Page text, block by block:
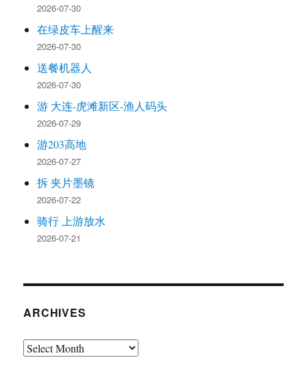
2026-07-30
在绿皮车上醒来
2026-07-30
送餐机器人
2026-07-30
游 大连-虎滩新区-渔人码头
2026-07-29
游203高地
2026-07-27
拆 夹片墨镜
2026-07-22
骑行 上游放水
2026-07-21
ARCHIVES
Archives